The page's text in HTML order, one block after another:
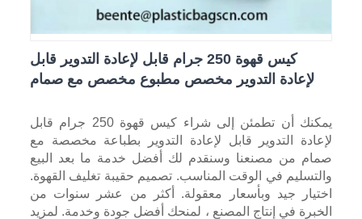
كيس قهوة 250 جرام قابل لإعادة التدوير قابل
لإعادة التدوير مخصص مطبوع مخصص مع صمام
يمكنك أن تطمئن إلى شراء كيس قهوة 250 جرام قابل
لإعادة التدوير قابل لإعادة التدوير بطباعة مخصصة مع
صمام من مصنعنا وسنقدم لك أفضل خدمة ما بعد البيع
والتسليم في الوقت المناسب. تصميم حقيبة تغليف القهوة.
اختيار جيد وبأسعار معقولة. أكثر من عشر سنوات من
الخبرة في إنتاج المصنع ، لمنحك أفضل جودة وخدمة. لمزيد